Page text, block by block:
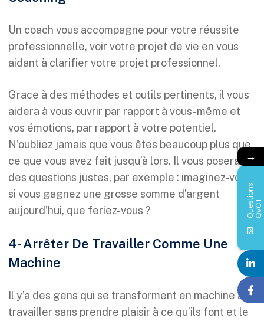
Un coach vous accompagne pour votre réussite
professionnelle, voir votre projet de vie en vous
aidant à clarifier votre projet professionnel.
Grace à des méthodes et outils pertinents, il vous
aidera à vous ouvrir par rapport à vous-même et
vos émotions, par rapport à votre potentiel.
N’oubliez jamais que vous êtes beaucoup plus que
ce que vous avez fait jusqu’à lors. Il vous posera
des questions justes, par exemple : imaginez-vous
si vous gagnez une grosse somme d’argent
aujourd’hui, que feriez-vous ?
4- Arrêter De Travailler Comme Une
Machine
Il y’a des gens qui se transforment en machine à
travailler sans prendre plaisir à ce qu’ils font et le
→
Q
u
e
st
i
o
n
s
Q
V
CT